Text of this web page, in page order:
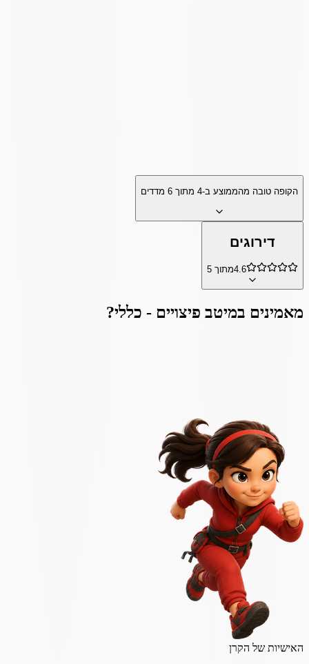
הקופה טובה מהממוצע ב-4 מתוך 6 מדדים
דירוגים
4.6מתוך 5
מאמינים במיטב פיצויים - כללי?
האישיות של הקרן